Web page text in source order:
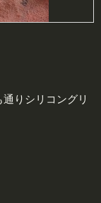
りシリコングリ